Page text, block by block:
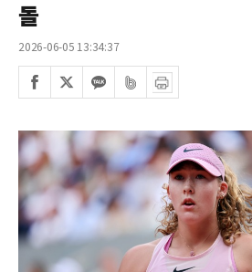
돌
2026-06-05 13:34:37